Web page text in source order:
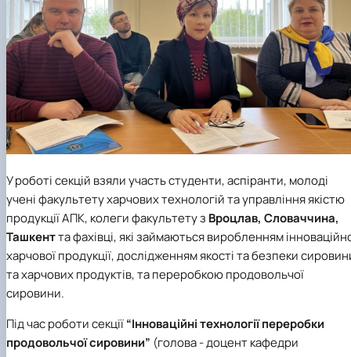
У роботі секцій взяли участь студенти, аспіранти, молоді
учені факультету харчових технологій та управління якістю
продукції АПК, колеги факультету з Вроцлав, Словаччина,
Ташкентта фахівці, які займаються виробленням
харчової продукції, дослідженням якості та безпеки
та харчових продуктів, та переробкою продовольчої
сировини.
Під час роботи секції“Інноваційні технології переробки
продовольчої сировини” (голова - доцент кафедри